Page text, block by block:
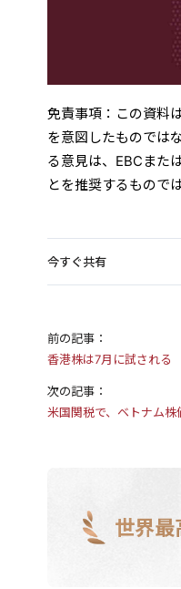
免責事項：この資料
を意図したものでは
る意見は、EBCまた
とを推奨するもので
今すぐ共有
前の記事：
香港株は7月に試される
次の記事：
米国関税で、ベトナム株
世界最